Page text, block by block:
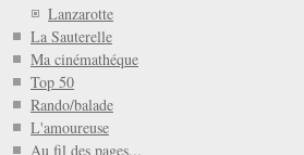
Lanzarotte
La Sauterelle
Ma cinémathéque
Top 50
Rando/balade
L'amoureuse
Au fil des pages...